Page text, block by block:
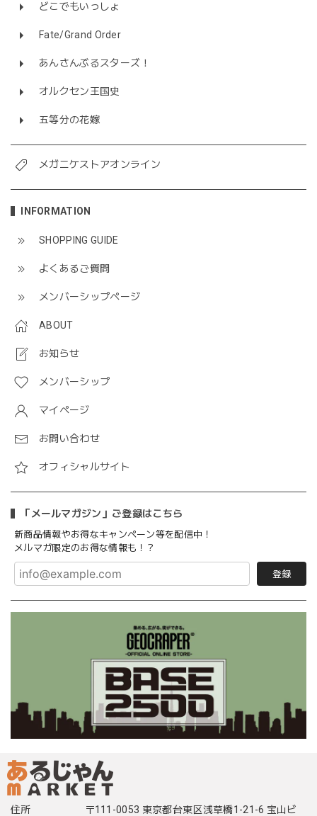
どこでもいっしょ
Fate/Grand Order
あんさんぶるスターズ！
オルクセン王国史
五等分の花嫁
メガニケストアオンライン
INFORMATION
SHOPPING GUIDE
よくあるご質問
メンバーシップページ
ABOUT
お知らせ
メンバーシップ
マイページ
お問い合わせ
オフィシャルサイト
「メールマガジン」ご登録はこちら
新商品情報やお得なキャンペーン等を配信中！
メルマガ限定のお得な情報も！？
登録
住所
〒111-0053 東京都台東区浅草橋1-21-6 宝山ビ